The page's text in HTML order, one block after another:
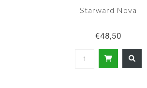
Starward Nova
€48,50